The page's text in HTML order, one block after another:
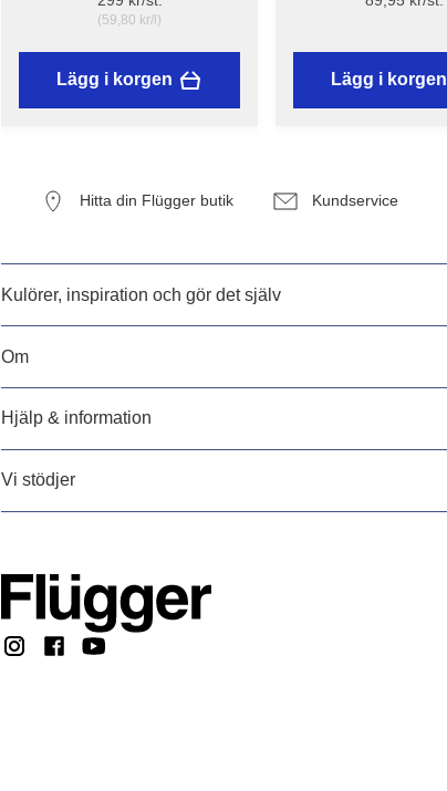
(59,80 kr/l)
Lägg i korgen Lägg i korgen
Hitta din Flügger butik Kundservice
Kulörer, inspiration och gör det själv
Om
Hjälp & information
Vi stödjer